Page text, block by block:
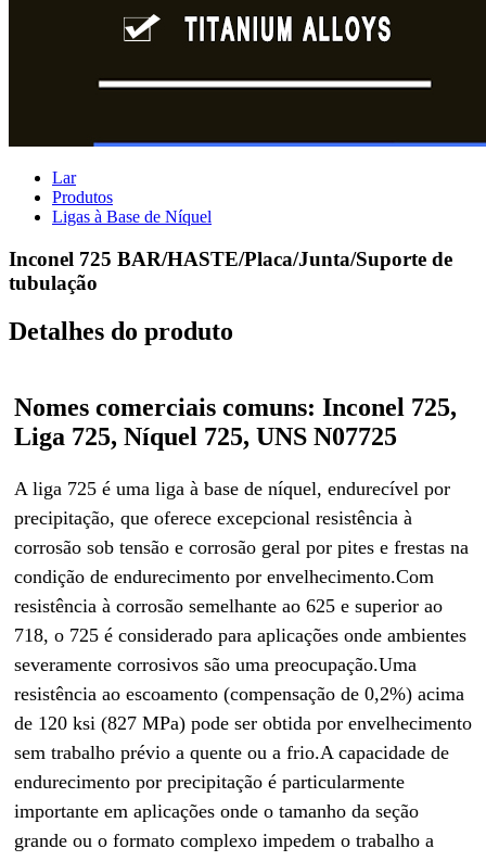
Lar
Produtos
Ligas à Base de Níquel
Inconel 725 BAR/HASTE/Placa/Junta/Suporte de
tubulação
Detalhes do produto
Nomes comerciais comuns: Inconel 725,
Liga 725, Níquel 725, UNS N07725
A liga 725 é uma liga à base de níquel, endurecível por
precipitação, que oferece excepcional resistência à
corrosão sob tensão e corrosão geral por pites e frestas na
condição de endurecimento por envelhecimento.Com
resistência à corrosão semelhante ao 625 e superior ao
718, o 725 é considerado para aplicações onde ambientes
severamente corrosivos são uma preocupação.Uma
resistência ao escoamento (compensação de 0,2%) acima
de 120 ksi (827 MPa) pode ser obtida por envelhecimento
sem trabalho prévio a quente ou a frio.A capacidade de
endurecimento por precipitação é particularmente
importante em aplicações onde o tamanho da seção
grande ou o formato complexo impedem o trabalho a